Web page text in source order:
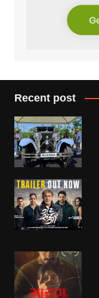
Recent post